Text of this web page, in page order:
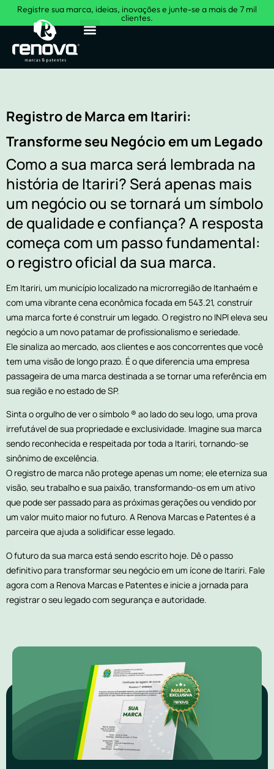
Registre sua marca, ideias, inovações e junte-se a mais de 7 mil
clientes.
Registro de Marca em Itariri:
Transforme seu Negócio em um Legado
Como a sua marca será lembrada na
história de Itariri? Será apenas mais
um negócio ou se tornará um símbolo
de qualidade e confiança? A resposta
começa com um passo fundamental:
o registro oficial da sua marca.
Em Itariri, um município localizado na microrregião de Itanhaém e
com uma vibrante cena econômica focada em 543.21, construir
uma marca forte é construir um legado. O registro no INPI eleva seu
negócio a um novo patamar de profissionalismo e seriedade.
Ele sinaliza ao mercado, aos clientes e aos concorrentes que você
tem uma visão de longo prazo. É o que diferencia uma empresa
passageira de uma marca destinada a se tornar uma referência em
sua região e no estado de SP.
Sinta o orgulho de ver o símbolo ® ao lado do seu logo, uma prova
irrefutável de sua propriedade e exclusividade. Imagine sua marca
sendo reconhecida e respeitada por toda a Itariri, tornando-se
sinônimo de excelência.
O registro de marca não protege apenas um nome; ele eterniza sua
visão, seu trabalho e sua paixão, transformando-os em um ativo
que pode ser passado para as próximas gerações ou vendido por
um valor muito maior no futuro. A Renova Marcas e Patentes é a
parceira que ajuda a solidificar esse legado.
O futuro da sua marca está sendo escrito hoje. Dê o passo
definitivo para transformar seu negócio em um ícone de Itariri. Fale
agora com a Renova Marcas e Patentes e inicie a jornada para
registrar o seu legado com segurança e autoridade.